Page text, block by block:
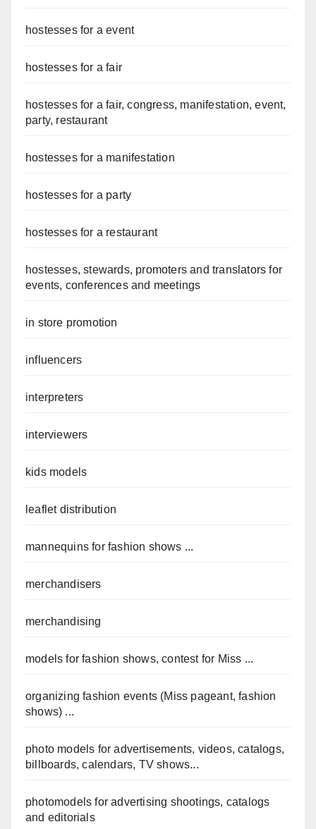
hostesses for a event
hostesses for a fair
hostesses for a fair, congress, manifestation, event,
party, restaurant
hostesses for a manifestation
hostesses for a party
hostesses for a restaurant
hostesses, stewards, promoters and translators for
events, conferences and meetings
in store promotion
influencers
interpreters
interviewers
kids models
leaflet distribution
mannequins for fashion shows ...
merchandisers
merchandising
models for fashion shows, contest for Miss ...
organizing fashion events (Miss pageant, fashion
shows) ...
photo models for advertisements, videos, catalogs,
billboards, calendars, TV shows...
photomodels for advertising shootings, catalogs
and editorials